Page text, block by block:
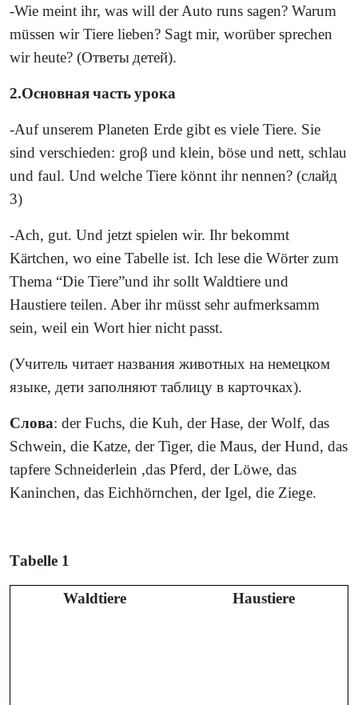
-Wie meint ihr, was will der Auto runs sagen? Warum
müssen wir Tiere lieben? Sagt mir, worüber sprechen
wir heute? (Ответы детей).
2.Основнаячастьурока
-Auf unserem Planeten Erde gibt es viele Tiere. Sie
sind verschieden: groβ und klein, böse und nett, schlau
und faul. Und welche Tiere könnt ihr nennen? (слайд
3)
-Ach, gut. Und jetzt spielen wir. Ihr bekommt
Kärtchen, wo eine Tabelle ist. Ich lese die Wörter zum
Thema “Die Tiere”und ihr sollt Waldtiere und
Haustiere teilen. Aber ihr müsst sehr aufmerksamm
sein, weil ein Wort hier nicht passt.
(Учитель читает названия животных на немецком
языке, дети заполняют таблицу в карточках).
Слова: der Fuchs, die Kuh, der Hase, der Wolf, das
Schwein, die Katze, der Tiger, die Maus, der Hund, das
tapfere Schneiderlein ,das Pferd, der Löwe, das
Kaninchen, das Eichhörnchen, der Igel, die Ziege.
Таbelle 1
Waldtiere Haustiere